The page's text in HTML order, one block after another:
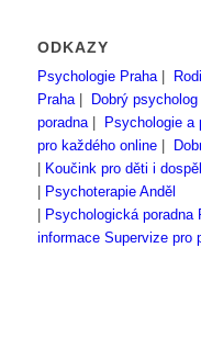
ODKAZY
Psychologie Praha|
Praha| Dobrý psycholog
poradna| Psychologie a
pro každého online|
Koučink pro děti i
Psychoterapie Anděl
Psychologická poradna
informace Supervize pro